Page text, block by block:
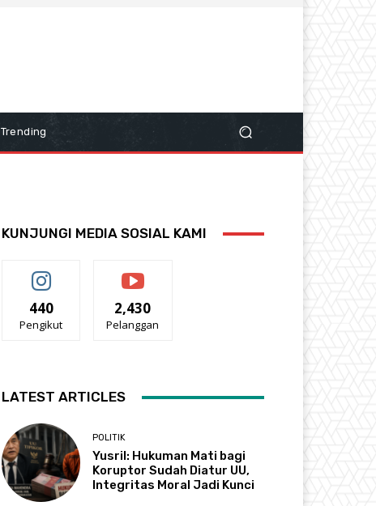
Trending
KUNJUNGI MEDIA SOSIAL KAMI
440
Pengikut
2,430
Pelanggan
LATEST ARTICLES
POLITIK
Yusril: Hukuman Mati bagi
Koruptor Sudah Diatur UU,
Integritas Moral Jadi Kunci